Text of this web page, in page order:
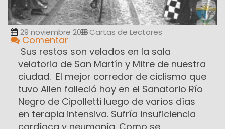
29 noviembre 2016Cartas de Lectores
Comentar
Sus restos son velados en la sala
velatoria de San Martín y Mitre de nuestra
ciudad. El mejor corredor de ciclismo que
tuvo Allen falleció hoy en el Sanatorio Río
Negro de Cipolletti luego de varios días
en terapia intensiva. Sufría insuficiencia